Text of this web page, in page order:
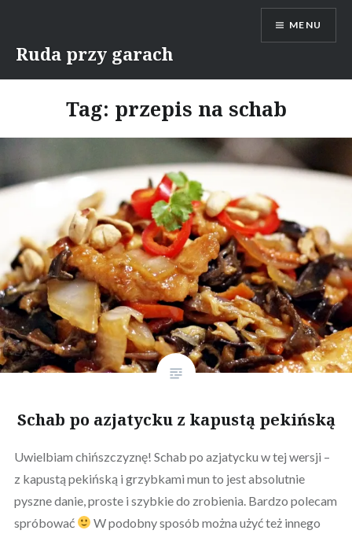
content
Ruda przy garach
MENU
Tag: przepis na schab
Schab po azjatycku z kapustą pekińską
Uwielbiam chińszczyznę! Schab po azjatycku w tej wersji –
z kapustą pekińską i grzybkami mun to jest absolutnie
pyszne danie, proste i szybkie do zrobienia. Bardzo polecam
spróbować
W podobny sposób można użyć też innego